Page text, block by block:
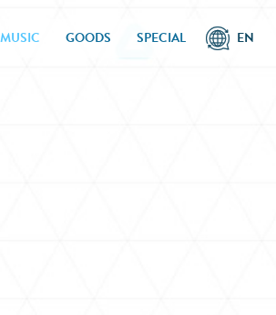
MUSIC GOODS SPECIAL EN